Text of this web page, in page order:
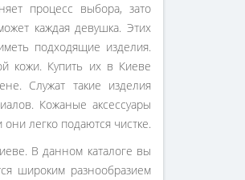
процесс выбора, зато
каждая девушка. Этих
подходящие изделия.
кожи. Купить их в Киеве
Служат такие изделия
Кожаные аксессуары
легко подаются чистке.
В данном каталоге вы
широким разнообразием